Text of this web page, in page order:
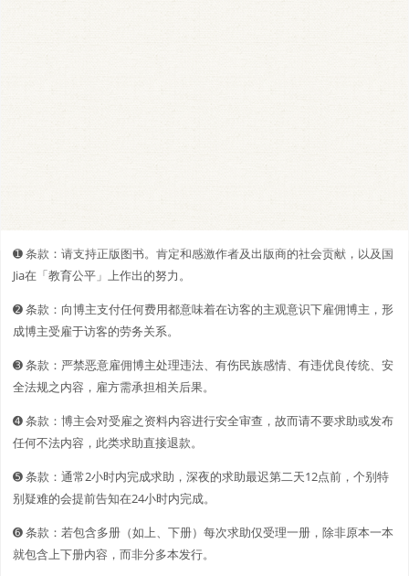
➊️ 条款：请支持正版图书。肯定和感激作者及出版商的社会贡献，以及国
Jia在「教育公平」上作出的努力。
➋️️ 条款：向博主支付任何费用都意味着在访客的主观意识下雇佣博主，形
成博主受雇于访客的劳务关系。
➌ 条款：严禁恶意雇佣博主处理违法、有伤民族感情、有违优良传统、安
全法规之内容，雇方需承担相关后果。
➍ 条款：博主会对受雇之资料内容进行安全审查，故而请不要求助或发布
任何不法内容，此类求助直接退款。
➎ 条款：通常2小时内完成求助，深夜的求助最迟第二天12点前，个别特
别疑难的会提前告知在24小时内完成。
➏ 条款：若包含多册（如上、下册）每次求助仅受理一册，除非原本一本
就包含上下册内容，而非分多本发行。